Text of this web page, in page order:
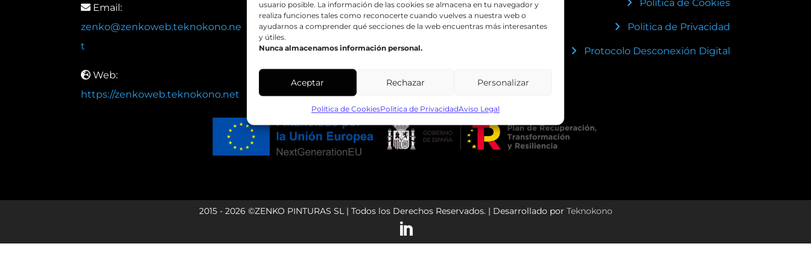
usuario posible. La información de las cookies se almacena en tu navegador y
realiza funciones tales como reconocerte cuando vuelves a nuestra web o
ayudarnos a comprender qué secciones de la web encuentras más interesantes
y útiles.
Nunca almacenamos información personal.
Aceptar Rechazar Personalizar
Política de CookiesPolitica de PrivacidadAviso Legal
Email:
zenko@zenkoweb.teknokono.ne
t
Web:
https://zenkoweb.teknokono.net
por ello uno de nuestros principales esfuerzos está
enfocado en el crecimiento hasta lograr que nuestra
presencia se amplíe a toda la geografía ibérica.
Política de Cookies
Politica de Privacidad
Protocolo Desconexión Digital
2015 - 2026 ©ZENKO PINTURAS SL | Todos los Derechos Reservados. | Desarrollado por Teknokono
